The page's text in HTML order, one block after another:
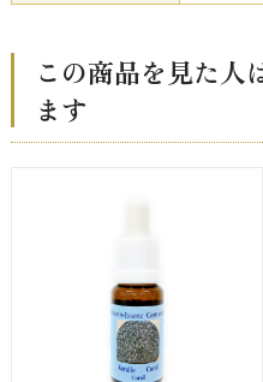
この商品を見た人
ます